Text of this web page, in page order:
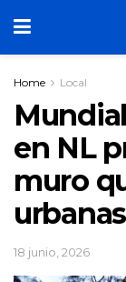
Home Local
en NL
muro
urbanas
18 junio, 2026